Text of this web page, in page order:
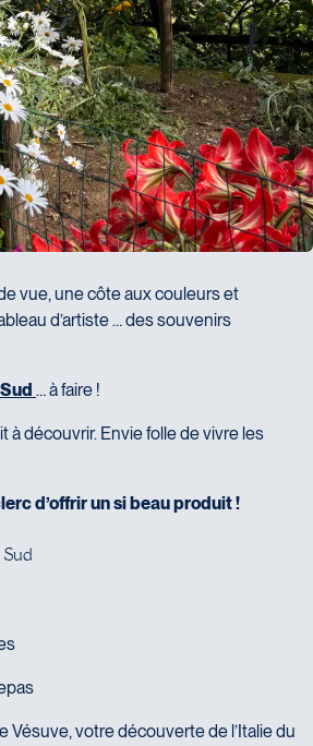
vue, une côte aux couleurs et
d’artiste … des souvenirs
… à faire !
à découvrir. Envie folle de vivre les
d’offrir un si beau produit !
Sud
Vésuve, votre découverte de l’Italie du